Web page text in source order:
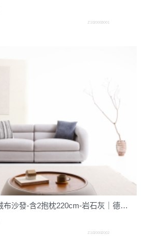
Z1020003001
【島嶼】紋理貓抓絨布沙發-含2抱枕220cm-岩石灰｜德新家具
Z1020002002